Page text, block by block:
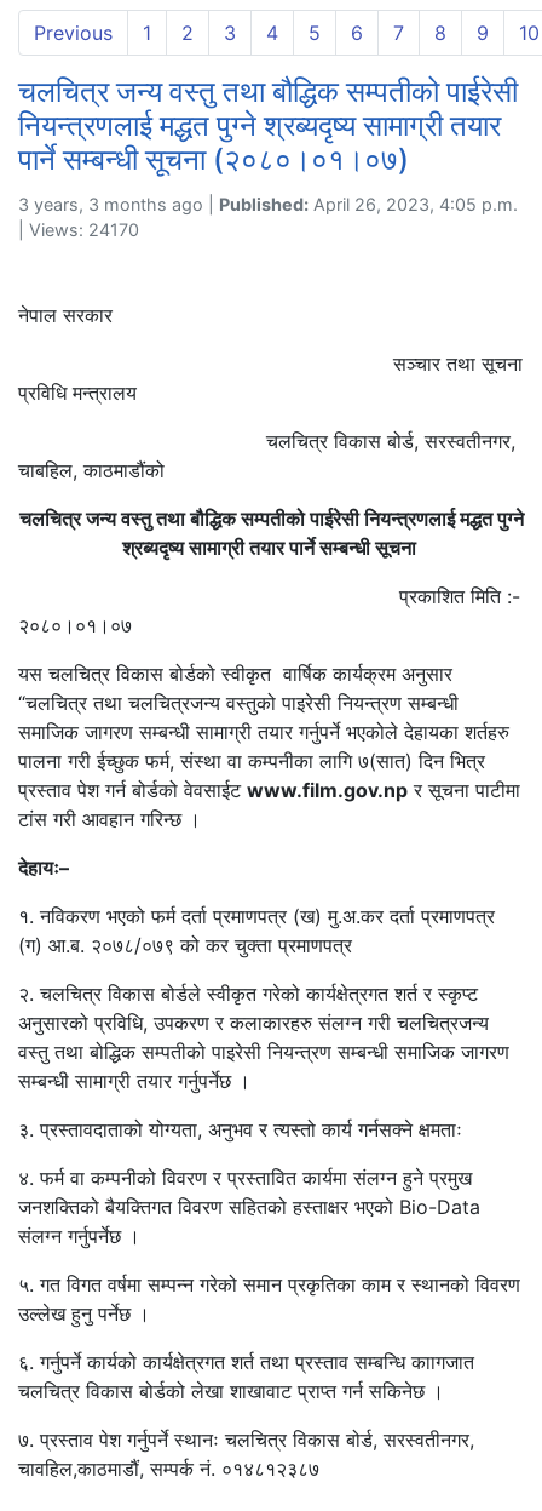
Previous 1 2 3 4 5 6 7 8 9 10
चलचित्र जन्य वस्तु तथा बौद्धिक सम्पतीको पाईरेसी
नियन्त्रणलाई मद्धत पुग्ने श्रब्यदृष्य सामाग्री तयार
पार्ने सम्बन्धी सूचना (२०८०।०१।०७)
3 years, 3 months ago | Published: April 26, 2023, 4:05 p.m.
| Views: 24170
नेपाल सरकार
सञ्चार तथा सूचना
प्रविधि मन्त्रालय
चलचित्र विकास बोर्ड, सरस्वतीनगर,
चाबहिल, काठमाडौंको
चलचित्र जन्य वस्तु तथा बौद्धिक सम्पतीको पाईरेसी नियन्त्रणलाई मद्धत पुग्ने
श्रब्यदृष्य सामाग्री तयार पार्ने सम्बन्धी सूचना
प्रकाशित मिति :-
२०८०।०१।०७
यस चलचित्र विकास बोर्डको स्वीकृत वार्षिक कार्यक्रम अनुसार
“चलचित्र तथा चलचित्रजन्य वस्तुको पाइरेसी नियन्त्रण सम्बन्धी
समाजिक जागरण सम्बन्धी सामाग्री तयार गर्नुपर्ने भएकोले देहायका शर्तहरु
पालना गरी ईच्छुक फर्म, संस्था वा कम्पनीका लागि ७(सात) दिन भित्र
प्रस्ताव पेश गर्न बोर्डको वेवसाईट www.film.gov.np र सूचना पाटीमा
टांस गरी आवहान गरिन्छ ।
देहायः–
१. नविकरण भएको फर्म दर्ता प्रमाणपत्र (ख) मु.अ.कर दर्ता प्रमाणपत्र
(ग) आ.ब. २०७८/०७९ को कर चुक्ता प्रमाणपत्र
२. चलचित्र विकास बोर्डले स्वीकृत गरेको कार्यक्षेत्रगत शर्त र स्कृप्ट
अनुसारको प्रविधि, उपकरण र कलाकारहरु संलग्न गरी चलचित्रजन्य
वस्तु तथा बोद्धिक सम्पतीको पाइरेसी नियन्त्रण सम्बन्धी समाजिक जागरण
सम्बन्धी सामाग्री तयार गर्नुपर्नेछ ।
३. प्रस्तावदाताको योग्यता, अनुभव र त्यस्तो कार्य गर्नसक्ने क्षमताः
४. फर्म वा कम्पनीको विवरण र प्रस्तावित कार्यमा संलग्न हुने प्रमुख
जनशक्तिको बैयक्तिगत विवरण सहितको हस्ताक्षर भएको Bio-Data
संलग्न गर्नुपर्नेछ ।
५. गत विगत वर्षमा सम्पन्न गरेको समान प्रकृतिका काम र स्थानको विवरण
उल्लेख हुनु पर्नेछ ।
६. गर्नुपर्ने कार्यको कार्यक्षेत्रगत शर्त तथा प्रस्ताव सम्बन्धि काागजात
चलचित्र विकास बोर्डको लेखा शाखावाट प्राप्त गर्न सकिनेछ ।
७. प्रस्ताव पेश गर्नुपर्ने स्थानः चलचित्र विकास बोर्ड, सरस्वतीनगर,
चावहिल,काठमाडौं, सम्पर्क नं. ०१४८१२३८७